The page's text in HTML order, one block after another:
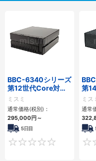
BBC-6340シリーズ
第12世代Core対応
小型フロアマウント
PC2PCI/2PCIe
ミスミ
通常価格(税別)：
295,000円～
5日目
第
小
ミス
通常